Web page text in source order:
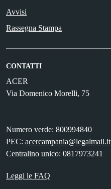
Avvisi
Rassegna Stampa
CONTATTI
ACER
Via Domenico Morelli, 75
Numero verde: 800994840
PEC: acercampania@legalmail.it
Centralino unico: 0817973241
Leggi le FAQ